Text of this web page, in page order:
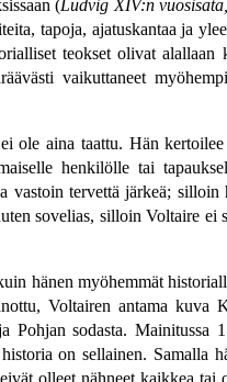
(Ludvig XIV:n
tapoja, ajatuskantaa ja
teokset olivat alallaan
vaikuttaneet
ole aina taattu. Hän
henkilölle tai
tervettä järkeä; silloin
sovelias, silloin Voltaire ei
hänen myöhemmät
Voltairen antama kuva
sodasta. Mainitussa
on sellainen. Samalla
olleet nähneet kaikkea tai